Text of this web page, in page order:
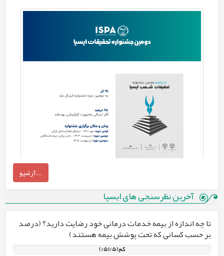
آرشیو...
آخرین نظرسنجی های ایسپا
تا چه اندازه از بیمه خدمات درمانی خود رضایت دارید؟ (درصد
بر حسب کسانی که تحت پوشش بیمه هستند)
کم(51/5%)